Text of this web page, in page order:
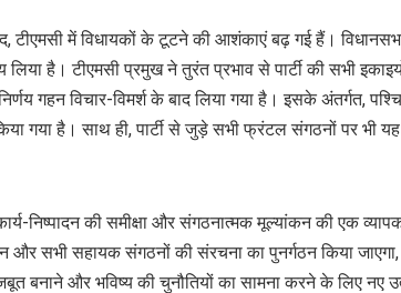
टीएमसी में विधायकों के टूटने की आशंकाएं बढ़ गई हैं।
लिया है। टीएमसी प्रमुख ने तुरंत प्रभाव से पार्टी की सभी
गहन विचार-विमर्श के बाद लिया गया है। इसके अंतर्गत,
गया है। साथ ही, पार्टी से जुड़े सभी फ्रंटल संगठनों पर भी यह
कार्य-निष्पादन की समीक्षा और संगठनात्मक मूल्यांकन की एक
और सभी सहायक संगठनों की संरचना का पुनर्गठन किया
बनाने और भविष्य की चुनौतियों का सामना करने के लिए